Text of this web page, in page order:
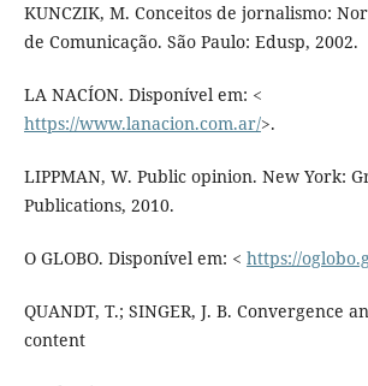
KUNCZIK, M. Conceitos de jornalismo:
de Comunicação. São Paulo: Edusp, 2002.
LA NACÍON. Disponível em: <
https://www.lanacion.com.ar/>.
LIPPMAN, W. Public opinion. New York:
Publications, 2010.
O GLOBO. Disponível em: < https://
QUANDT, T.; SINGER, J. B. Convergence
content